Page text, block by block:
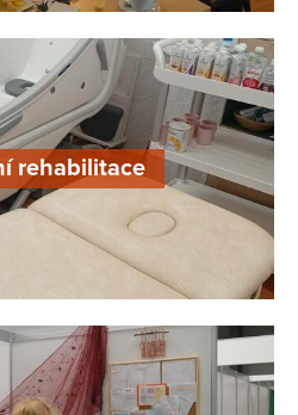
rehabilitace